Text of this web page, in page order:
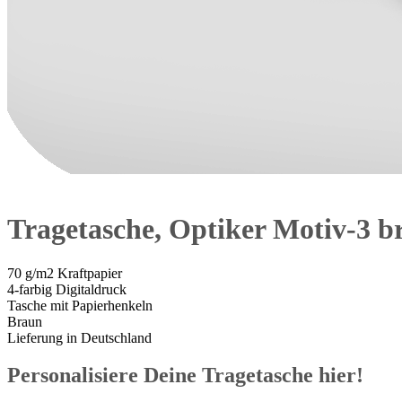
Tragetasche, Optiker Motiv-3
70 g/m2 Kraftpapier
4-farbig Digitaldruck
Tasche mit Papierhenkeln
Braun
Lieferung in Deutschland
Personalisiere Deine Tragetasche hier!